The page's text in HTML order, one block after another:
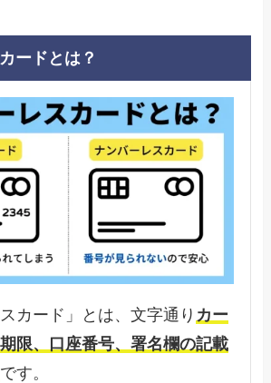
ードとは？
カード」とは、文字通り カー
限、口座番号、署名欄の記載
です。